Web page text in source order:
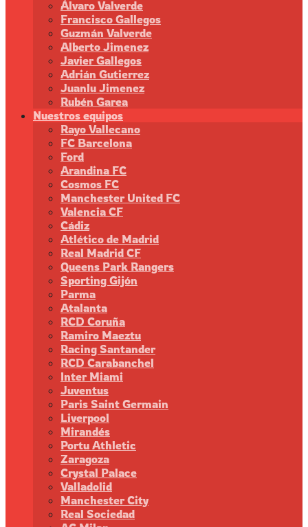
Álvaro Valverde
Francisco Gallegos
Guzmán Valverde
Alberto Jimenez
Javier Gallegos
Adrián Gutierrez
Juanlu Jimenez
Rubén Garea
Nuestros equipos
Rayo Vallecano
FC Barcelona
Ford
Arandina FC
Cosmos FC
Manchester United FC
Valencia CF
Cádiz
Atlético de Madrid
Real Madrid CF
Queens Park Rangers
Sporting Gijón
Parma
Atalanta
RCD Coruña
Ramiro Maeztu
Racing Santander
RCD Carabanchel
Inter Miami
Juventus
Paris Saint Germain
Liverpool
Mirandés
Portu Athletic
Zaragoza
Crystal Palace
Valladolid
Manchester City
Real Sociedad